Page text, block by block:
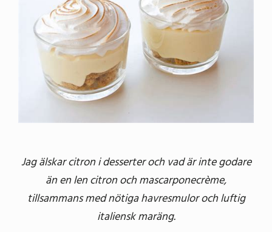
Jag älskar citron i desserter och vad är inte godare
än en len citron och mascarponecrème,
tillsammans med nötiga havresmulor och luftig
italiensk maräng.